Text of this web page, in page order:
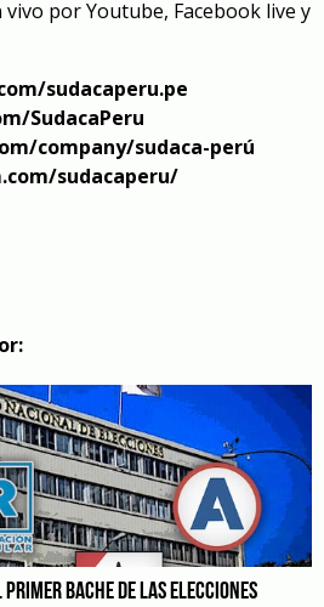
por Youtube, Facebook live y
sudacaperu.pe
SudacaPeru
company/sudaca-perú
sudacaperu/
BACHE DE LAS ELECCIONES